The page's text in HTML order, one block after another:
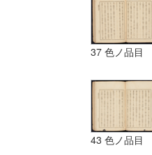
37 色ノ品目
43 色ノ品目